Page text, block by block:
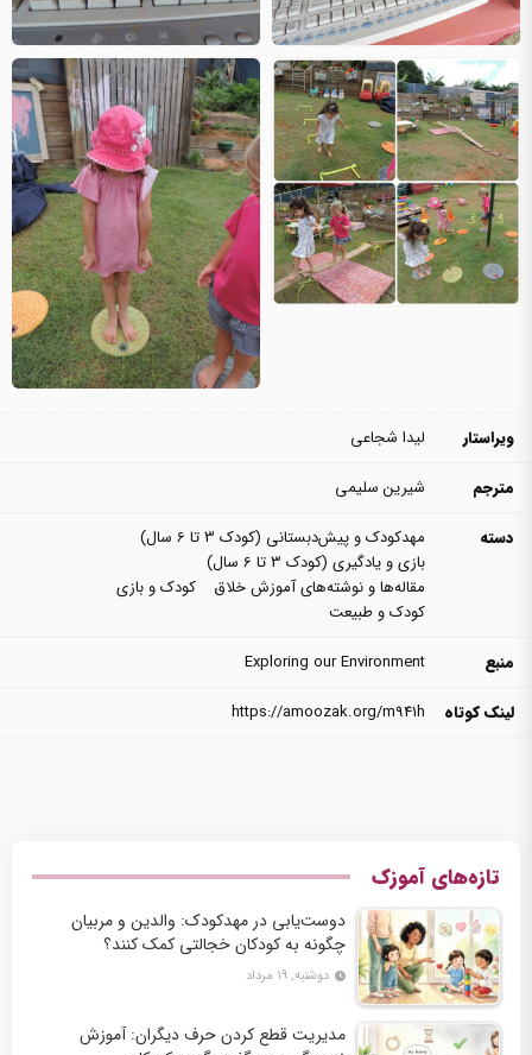
ویراستار
لیدا شجاعی
مترجم
شیرین سلیمی
دسته
مهدکودک و پیش‌دبستانی (کودک 3 تا 6 سال)
بازی و یادگیری (کودک 3 تا 6 سال)
مقاله‌ها و نوشته‌های آموزش خلاق
کودک و بازی
کودک و طبیعت
منبع
Exploring our Environment
لینک کوتاه
https://amoozak.org/m941h
تازه‌های آموزک
دوست‌یابی در مهدکودک: والدین و مربیان
چگونه به کودکان خجالتی کمک کنند؟
دوشنبه, ۱۹ مرداد
مدیریت قطع کردن حرف دیگران: آموزش